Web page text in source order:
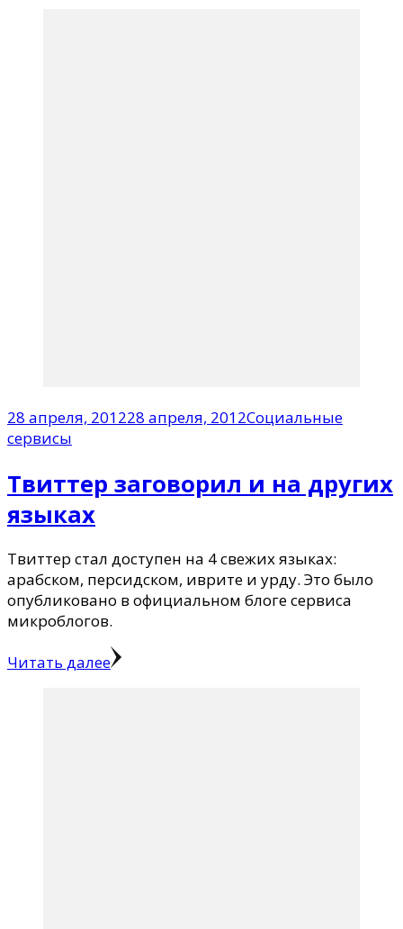
28 апреля, 201228 апреля, 2012Социальные
сервисы
Твиттер заговорил и на других
языках
Твиттер стал доступен на 4 свежих языках:
арабском, персидском, иврите и урду. Это было
опубликовано в официальном блоге сервиса
микроблогов.
Читать далее